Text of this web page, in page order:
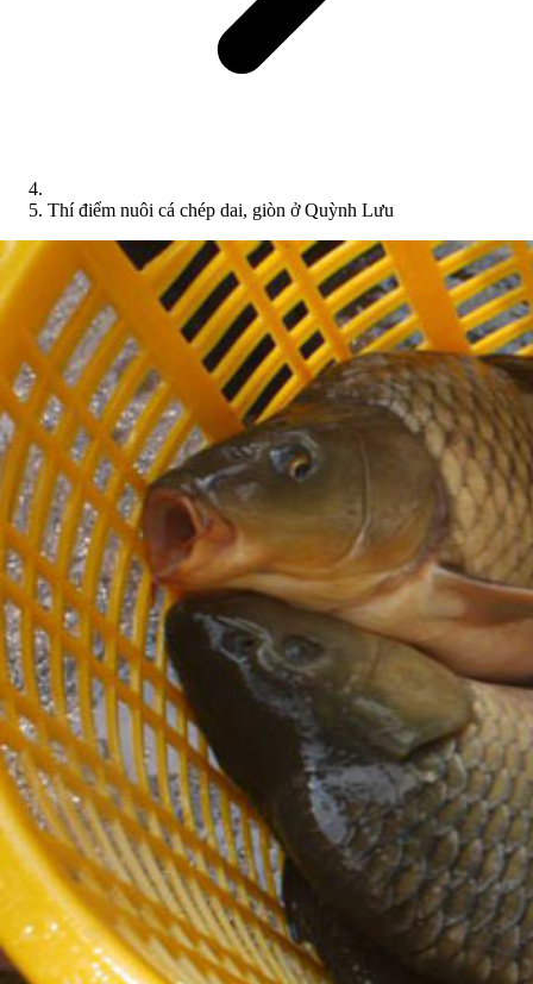
Thí điểm nuôi cá chép dai, giòn ở Quỳnh Lưu